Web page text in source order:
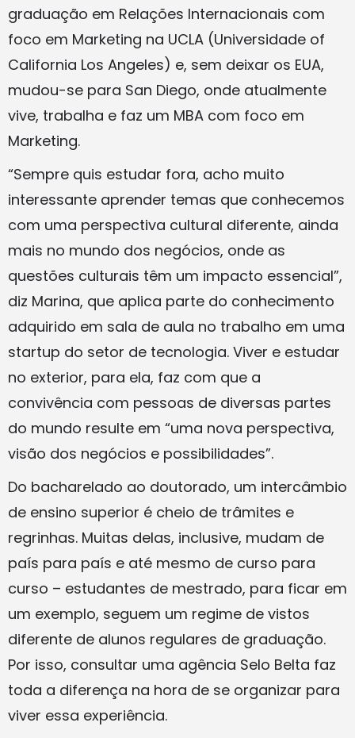
graduação em Relações Internacionais com
foco em Marketing na UCLA (Universidade of
California Los Angeles) e, sem deixar os EUA,
mudou-se para San Diego, onde atualmente
vive, trabalha e faz um MBA com foco em
Marketing.
“Sempre quis estudar fora, acho muito
interessante aprender temas que conhecemos
com uma perspectiva cultural diferente, ainda
mais no mundo dos negócios, onde as
questões culturais têm um impacto essencial”,
diz Marina, que aplica parte do conhecimento
adquirido em sala de aula no trabalho em uma
startup do setor de tecnologia. Viver e estudar
no exterior, para ela, faz com que a
convivência com pessoas de diversas partes
do mundo resulte em “uma nova perspectiva,
visão dos negócios e possibilidades”.
Do bacharelado ao doutorado, um intercâmbio
de ensino superior é cheio de trâmites e
regrinhas. Muitas delas, inclusive, mudam de
país para país e até mesmo de curso para
curso – estudantes de mestrado, para ficar em
um exemplo, seguem um regime de vistos
diferente de alunos regulares de graduação.
Por isso, consultar uma agência Selo Belta faz
toda a diferença na hora de se organizar para
viver essa experiência.